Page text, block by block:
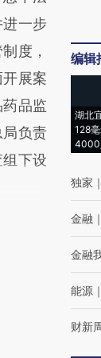
一步
度，
展案
品监
负责
下设
编辑
湖北
128
4000
独家 ｜
金融 ｜
金融
能源 ｜
财新